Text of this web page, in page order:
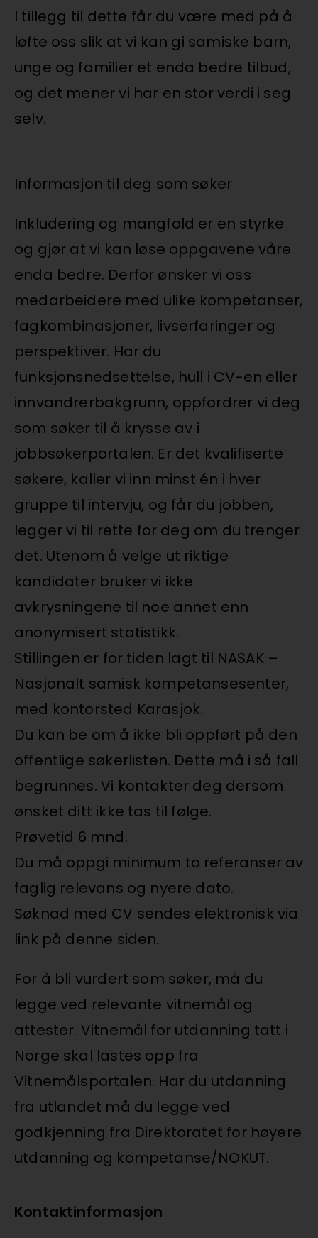
I tillegg til dette får du være med på å
løfte oss slik at vi kan gi samiske barn,
unge og familier et enda bedre tilbud,
og det mener vi har en stor verdi i seg
selv.
Informasjon til deg som søker
Inkludering og mangfold er en styrke
og gjør at vi kan løse oppgavene våre
enda bedre. Derfor ønsker vi oss
medarbeidere med ulike kompetanser,
fagkombinasjoner, livserfaringer og
perspektiver. Har du
funksjonsnedsettelse, hull i CV-en eller
innvandrerbakgrunn, oppfordrer vi deg
som søker til å krysse av i
jobbsøkerportalen. Er det kvalifiserte
søkere, kaller vi inn minst én i hver
gruppe til intervju, og får du jobben,
legger vi til rette for deg om du trenger
det. Utenom å velge ut riktige
kandidater bruker vi ikke
avkrysningene til noe annet enn
anonymisert statistikk.
Stillingen er for tiden lagt til NASAK –
Nasjonalt samisk kompetansesenter,
med kontorsted Karasjok.
Du kan be om å ikke bli oppført på den
offentlige søkerlisten. Dette må i så fall
begrunnes. Vi kontakter deg dersom
ønsket ditt ikke tas til følge.
Prøvetid 6 mnd.
Du må oppgi minimum to referanser av
faglig relevans og nyere dato.
Søknad med CV sendes elektronisk via
link på denne siden.
For å bli vurdert som søker, må du
legge ved relevante vitnemål og
attester. Vitnemål for utdanning tatt i
Norge skal lastes opp fra
Vitnemålsportalen. Har du utdanning
fra utlandet må du legge ved
godkjenning fra Direktoratet for høyere
utdanning og kompetanse/NOKUT.
Kontaktinformasjon